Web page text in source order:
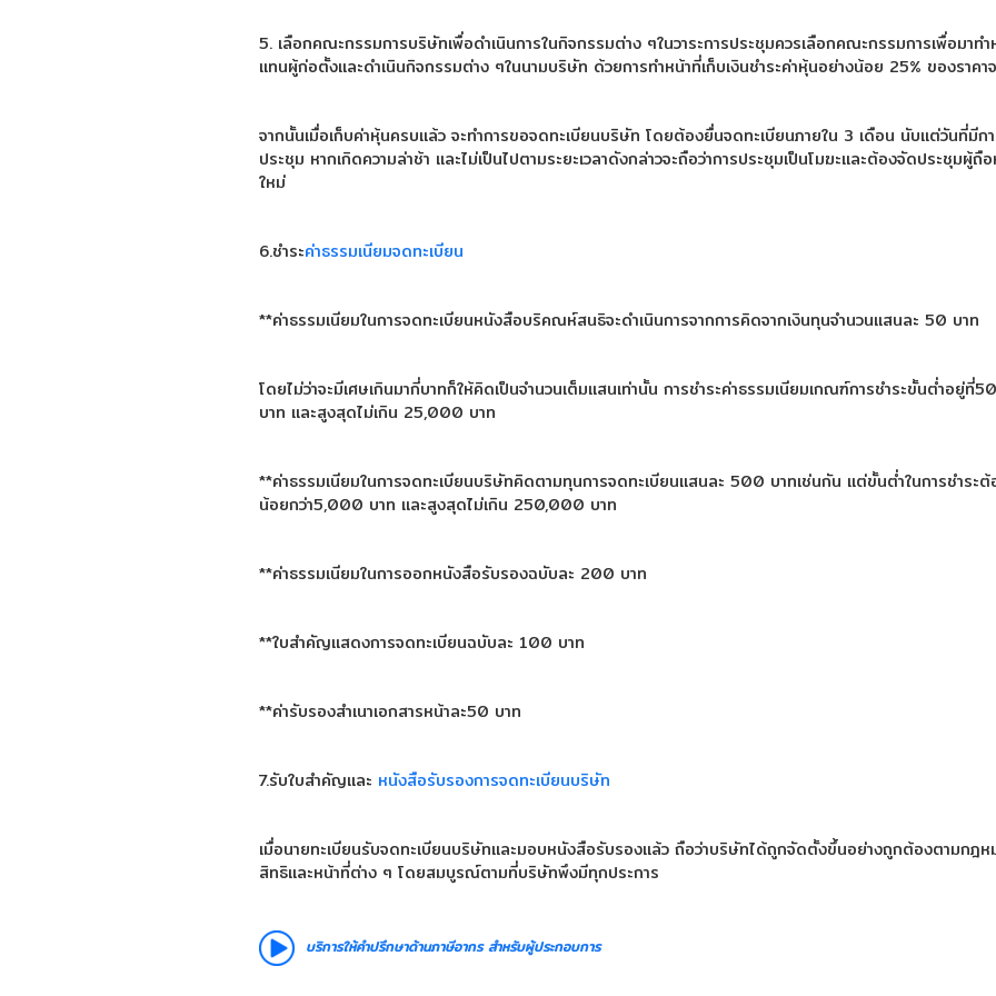
5. เลือกคณะกรรมการบริษัทเพื่อดำเนินการในกิจกรรมต่าง ๆในวาระการประชุมควรเลือกคณะกรรมการเพื่อมาทำ
แทนผู้ก่อตั้งและดำเนินกิจกรรมต่าง ๆในนามบริษัท ด้วยการทำหน้าที่เก็บเงินชำระค่าหุ้นอย่างน้อย 25% ของราคา
จากนั้นเมื่อเก็บค่าหุ้นครบแล้ว จะทำการขอจดทะเบียนบริษัท โดยต้องยื่นจดทะเบียนภายใน 3 เดือน นับแต่วันที่มีก
ประชุม หากเกิดความล่าช้า และไม่เป็นไปตามระยะเวลาดังกล่าวจะถือว่าการประชุมเป็นโมฆะและต้องจัดประชุมผู้ถื
ใหม่
6.ชำระค่าธรรมเนียมจดทะเบียน
**ค่าธรรมเนียมในการจดทะเบียนหนังสือบริคณห์สนธิจะดำเนินการจากการคิดจากเงินทุนจำนวนแสนละ 50 บาท
โดยไม่ว่าจะมีเศษเกินมากี่บาทก็ให้คิดเป็นจำนวนเต็มแสนเท่านั้น การชำระค่าธรรมเนียมเกณฑ์การชำระขั้นต่ำอยู่ที่
บาท และสูงสุดไม่เกิน 25,000 บาท
**ค่าธรรมเนียมในการจดทะเบียนบริษัทคิดตามทุนการจดทะเบียนแสนละ 500 บาทเช่นกัน แต่ขั้นต่ำในการชำระต้
น้อยกว่า5,000 บาท และสูงสุดไม่เกิน 250,000 บาท
**ค่าธรรมเนียมในการออกหนังสือรับรองฉบับละ 200 บาท
**ใบสำคัญแสดงการจดทะเบียนฉบับละ 100 บาท
**ค่ารับรองสำเนาเอกสารหน้าละ50 บาท
7.รับใบสำคัญและ หนังสือรับรองการจดทะเบียนบริษัท
เมื่อนายทะเบียนรับจดทะเบียนบริษัทและมอบหนังสือรับรองแล้ว ถือว่าบริษัทได้ถูกจัดตั้งขึ้นอย่างถูกต้องตามกฎห
สิทธิและหน้าที่ต่าง ๆ โดยสมบูรณ์ตามที่บริษัทพึงมีทุกประการ
บริการให้คำปรึกษาด้านภาษีอากร สำหรับผู้ประกอบการ